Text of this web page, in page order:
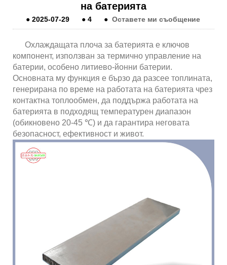
на батерията
●2025-07-29 ●4 ● Оставете ми съобщение
Охлаждащата плоча за батерията е ключов
компонент, използван за термично управление на
батерии, особено литиево-йонни батерии.
Основната му функция е бързо да разсее топлината,
генерирана по време на работата на батерията чрез
контактна топлообмен, да поддържа работата на
батерията в подходящ температурен диапазон
(обикновено 20-45 ℃) и да гарантира неговата
безопасност, ефективност и живот.